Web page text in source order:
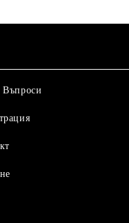
Въпроси